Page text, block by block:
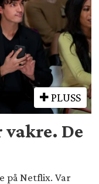
PLUSS
vakre. De
på Netflix. Var